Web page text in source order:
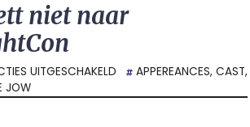
niet naar
UITGESCHAKELD VOOR
COSNETT
APPEREANCES, CAST,
JOW